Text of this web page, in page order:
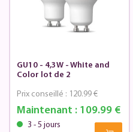
GU10 - 4,3W - White and
Color lot de 2
Maintenant :109.99 €
Prix conseillé : 120.99 €
3 - 5 jours